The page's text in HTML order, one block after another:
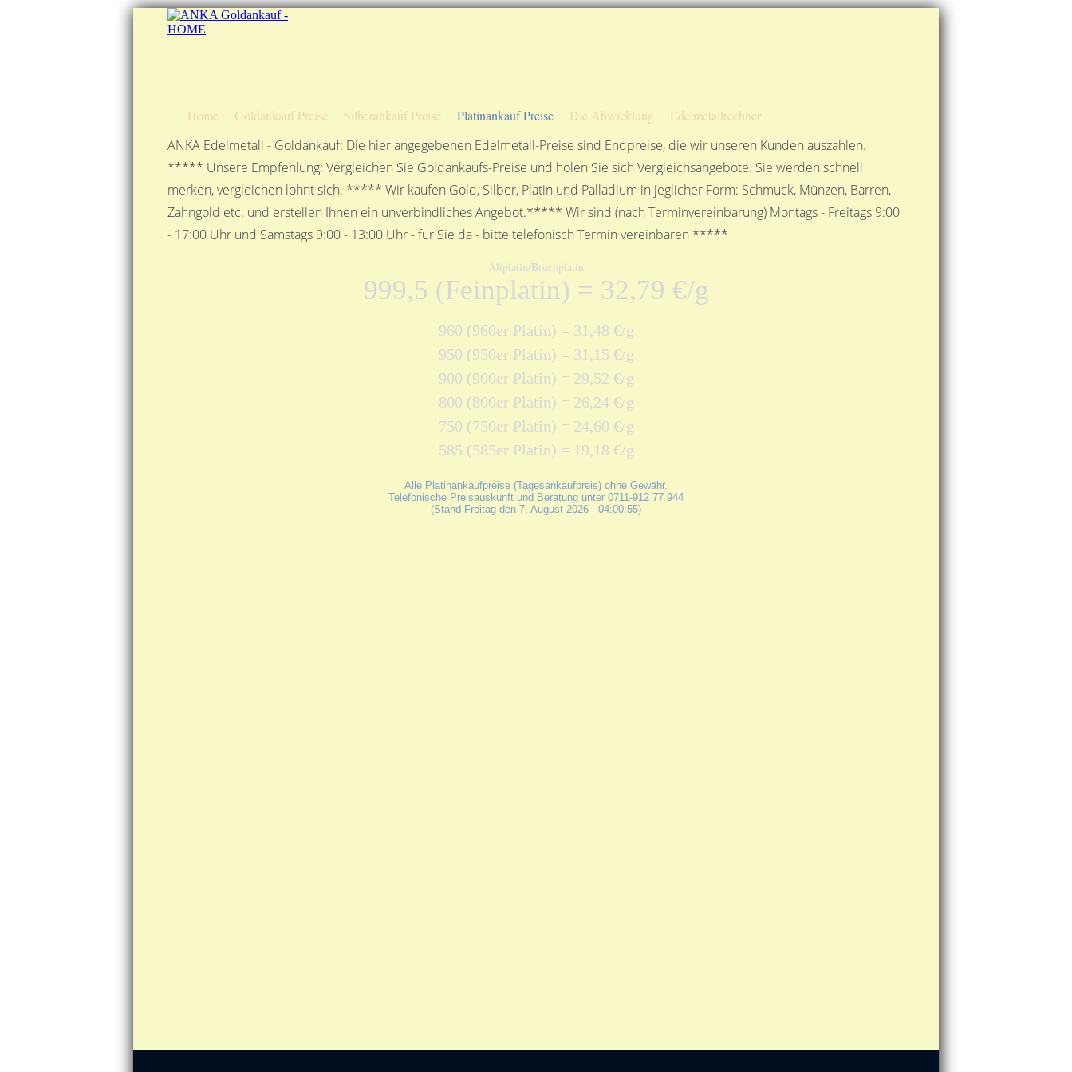
Home Goldankauf Preise Silberankauf Preise Platinankauf Preise Die Abwicklung Edelmetallrechner
ANKA Edelmetall - Goldankauf: Die hier angegebenen Edelmetall-Preise sind Endpreise, die wir unseren Kunden auszahlen.
***** Unsere Empfehlung: Vergleichen Sie Goldankaufs-Preise und holen Sie sich Vergleichsangebote. Sie werden schnell
merken, vergleichen lohnt sich. ***** Wir kaufen Gold, Silber, Platin und Palladium in jeglicher Form: Schmuck, Münzen, Barren,
Zahngold etc. und erstellen Ihnen ein unverbindliches Angebot.***** Wir sind (nach Terminvereinbarung) Montags - Freitags 9:00
- 17:00 Uhr und Samstags 9:00 - 13:00 Uhr - für Sie da - bitte telefonisch Termin vereinbaren *****
Altplatin/Bruchplatin
999,5 (Feinplatin) = 32,79 €/g
960 (960er Platin) = 31,48 €/g
950 (950er Platin) = 31,15 €/g
900 (900er Platin) = 29,52 €/g
800 (800er Platin) = 26,24 €/g
750 (750er Platin) = 24,60 €/g
585 (585er Platin) = 19,18 €/g
Alle Platinankaufpreise (Tagesankaufpreis) ohne Gewähr.
Telefonische Preisauskunft und Beratung unter 0711-912 77 944
(Stand Freitag den 7. August 2026 - 04:00:55)